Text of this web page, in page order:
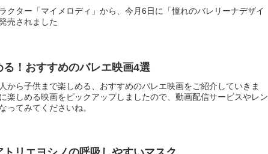
クター「マイメロディ」から、今月6日に「憧れのバレリーナデザイ
売されました
！おすすめのバレエ映画4選
から子供まで楽しめる、おすすめのバレエ映画をご紹介していきま
楽しめる映画をピックアップしましたので、動画配信サービスやレン
ってみてくださいね。